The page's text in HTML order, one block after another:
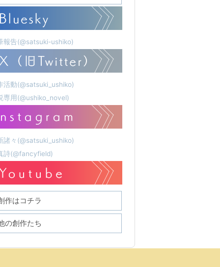
報告(@satsuki-ushiko)
活動(@satsuki_ushiko)
専用(@ushiko_novel)
諸々(@satsuki_ushiko)
詩(@fancyfield)
作はコチラ
の創作たち